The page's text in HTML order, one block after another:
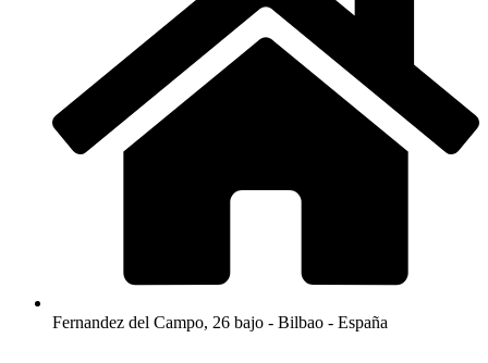
Fernandez del Campo, 26 bajo - Bilbao - España